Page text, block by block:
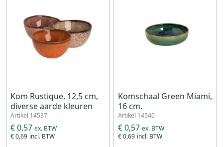
Kom Rustique, 12,5 cm,
diverse aarde kleuren
Artikel 14537
€ 0,69
€ 0,57
Komschaal Green Miami,
16 cm.
Artikel 14540
€ 0,69
€ 0,57